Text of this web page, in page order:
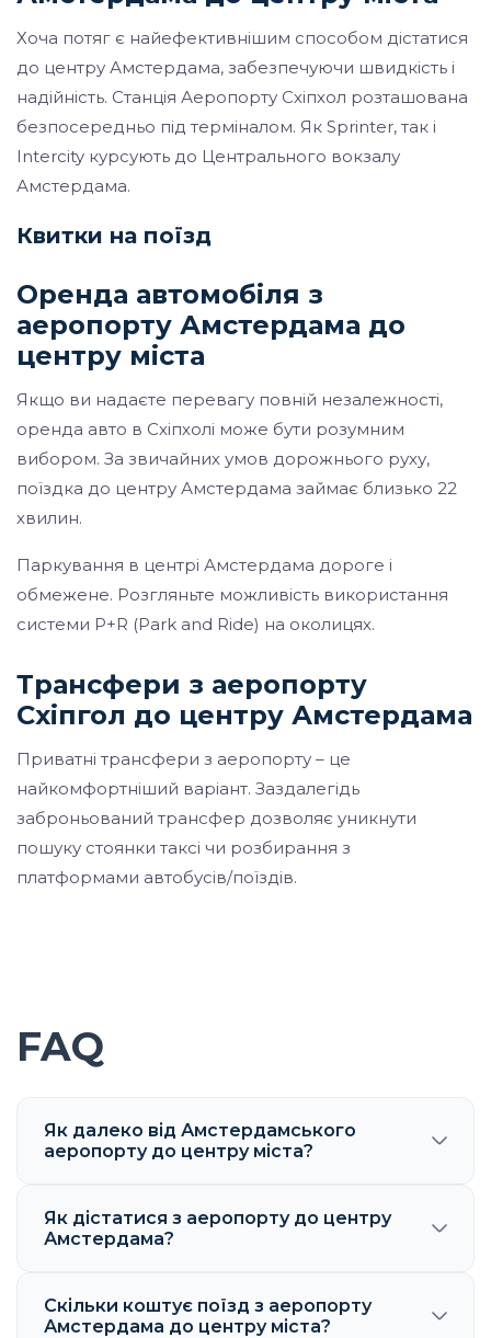
Хоча потяг є найефективнішим способом дістатися
до центру Амстердама, забезпечуючи швидкість і
надійність. Станція Аеропорту Схіпхол розташована
безпосередньо під терміналом. Як Sprinter, так і
Intercity курсують до Центрального вокзалу
Амстердама.
Квитки на поїзд
Оренда автомобіля з
аеропорту Амстердама до
центру міста
Якщо ви надаєте перевагу повній незалежності,
оренда авто в Схіпхолі може бути розумним
вибором. За звичайних умов дорожнього руху,
поїздка до центру Амстердама займає близько 22
хвилин.
Паркування в центрі Амстердама дороге і
обмежене. Розгляньте можливість використання
системи P+R (Park and Ride) на околицях.
Трансфери з аеропорту
Схіпгол до центру Амстердама
Приватні трансфери з аеропорту – це
найкомфортніший варіант. Заздалегідь
заброньований трансфер дозволяє уникнути
пошуку стоянки таксі чи розбирання з
платформами автобусів/поїздів.
FAQ
Як далеко від Амстердамського
аеропорту до центру міста?
Як дістатися з аеропорту до центру
Амстердама?
Скільки коштує поїзд з аеропорту
Амстердама до центру міста?